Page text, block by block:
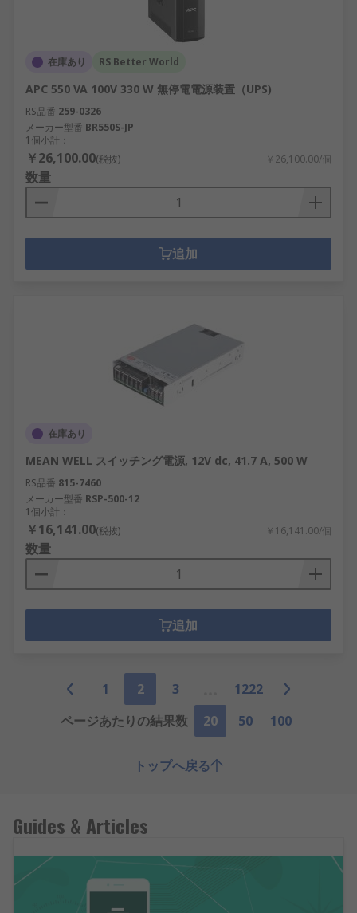
在庫あり RS Better World
APC 550 VA 100V 330 W 無停電電源装置（UPS)
RS品番 259-0326
メーカー型番 BR550S-JP
1個小計：
￥26,100.00(税抜) ￥26,100.00/個
数量
追加
在庫あり
MEAN WELL スイッチング電源, 12V dc, 41.7 A, 500 W
RS品番 815-7460
メーカー型番 RSP-500-12
1個小計：
￥16,141.00(税抜) ￥16,141.00/個
数量
追加
1 2 3
1222
ページあたりの結果数
20 50 100
トップへ戻る
Guides & Articles